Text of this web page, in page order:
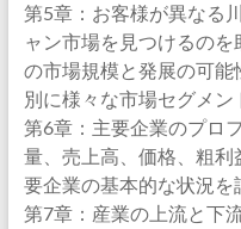
第5章：お客様が異なる
ャン市場を見つけるの
の市場規模と発展の可
別に様々な市場セグメン
第6章：主要企業のプロ
量、売上高、価格、粗
要企業の基本的な状況を
第7章：産業の上流と下